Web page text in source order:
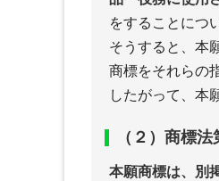
をすることにつ
そうすると、本
商標をそれらの
したがって、本
（２）商標
本願商標は、別